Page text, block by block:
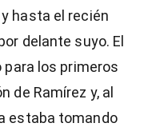
hasta el recién
delante suyo. El
para los primeros
de Ramírez y, al
estaba tomando